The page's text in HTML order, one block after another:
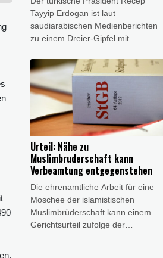
Tayyip Erdogan ist laut
saudiarabischen Medienberichten
zu einem Dreier-Gipfel mit
Pakistans in der saudiarabischen
Stadt Dschidda eingetroffen.
Erdogan kam am Freitag in der
Hafenstadt am Roten Meer an, wie
der saudiarabische Fernsehsender
Alechbarija berichtete. Dort will er
nach Angaben aus saudiarabischen
Regierungs- und Armeekreisen mit
dem saudiarabischen Kronprinzen
Mohammed bin Salman und dem
pakistanischen Regierungschef
Shebaz Sharif einen
Verteidigungspakt schließen.
Urteil: Nähe zu
Muslimbruderschaft kann
Verbeamtung entgegenstehen
Die ehrenamtliche Arbeit für eine
Moschee der islamistischen
Muslimbrüderschaft kann einem
Gerichtsurteil zufolge der